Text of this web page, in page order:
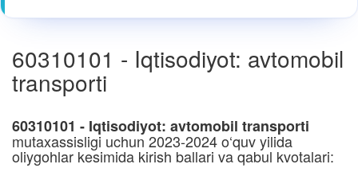
60310101 - Iqtisodiyot: avtomobil
transporti
60310101 - Iqtisodiyot: avtomobil transporti
mutaxassisligi uchun 2023-2024 o‘quv yilida
oliygohlar kesimida kirish ballari va qabul kvotalari: